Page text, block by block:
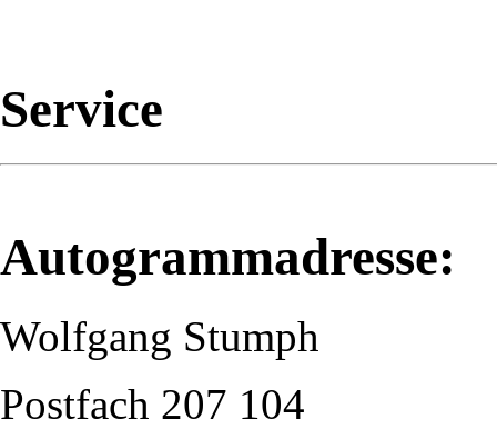
Service
Autogrammadresse:
Wolfgang Stumph
Postfach 207 104